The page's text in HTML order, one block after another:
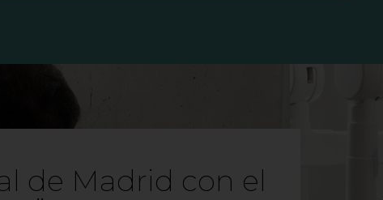
de Madrid con el